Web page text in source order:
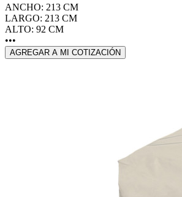
ANCHO: 213 CM
LARGO: 213 CM
ALTO: 92 CM
•••
AGREGAR A MI COTIZACIÓN